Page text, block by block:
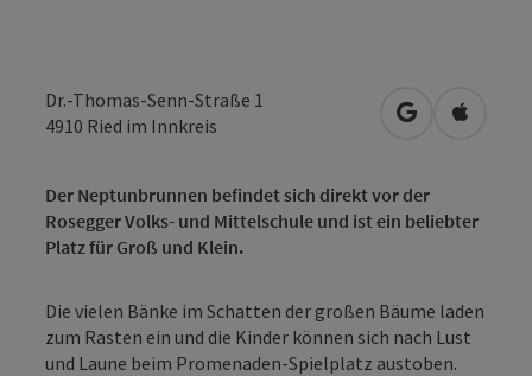
Dr.-Thomas-Senn-Straße 1
4910 Ried im Innkreis in Google
in
Der Neptunbrunnen befindet sich direkt vor der
Rosegger Volks- und Mittelschule und ist ein beliebter
Platz für Groß und Klein.
Die vielen Bänke im Schatten der großen Bäume laden
zum Rasten ein und die Kinder können sich nach Lust
und Laune beim Promenaden-Spielplatz austoben.